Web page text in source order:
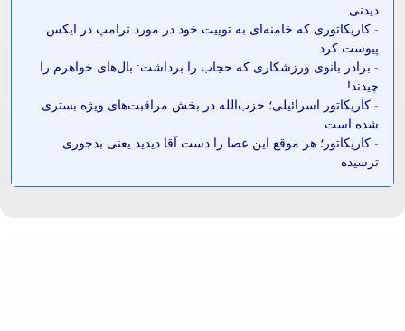
دیدنی
- کاریکاتوری که خامنه‌ای به توییت خود در مورد ترامپ در ایکس
پیوست کرد
- برادر بانوی ورزشکاری که حجاب را برداشت: بال‌های خواهرم را
چیدند!
- کاریکاتور اسرائیلی؛ حزب‌الله در بخش مراقبت‌های ویژه بستری
شده است
- کاریکاتور؛ هر موقع این عصا را دست آقا دیدید یعنی بدجوری
ترسیده